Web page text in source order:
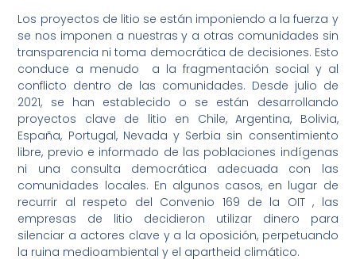
Los proyectos de litio se están imponiendo a la fuerza y
se nos imponen a nuestras y a otras comunidades sin
transparencia ni toma democrática de decisiones. Esto
conduce a menudo a la fragmentación social y al
conflicto dentro de las comunidades. Desde julio de
2021, se han establecido o se están desarrollando
proyectos clave de litio en Chile, Argentina, Bolivia,
España, Portugal, Nevada y Serbia sin consentimiento
libre, previo e informado de las poblaciones indígenas
ni una consulta democrática adecuada con las
comunidades locales. En algunos casos, en lugar de
recurrir al respeto del Convenio 169 de la OIT , las
empresas de litio decidieron utilizar dinero para
silenciar a actores clave y a la oposición, perpetuando
la ruina medioambiental y el apartheid climático.